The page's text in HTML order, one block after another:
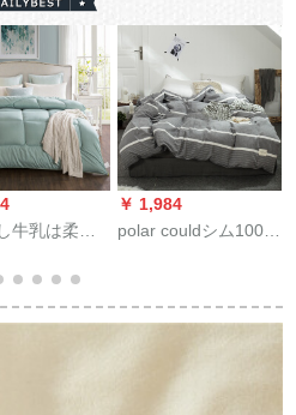
牛乳は柔ら
を羽毛の温
します。挂
￥ 1,984
polar couldシム100%
す。ウォーカーカー